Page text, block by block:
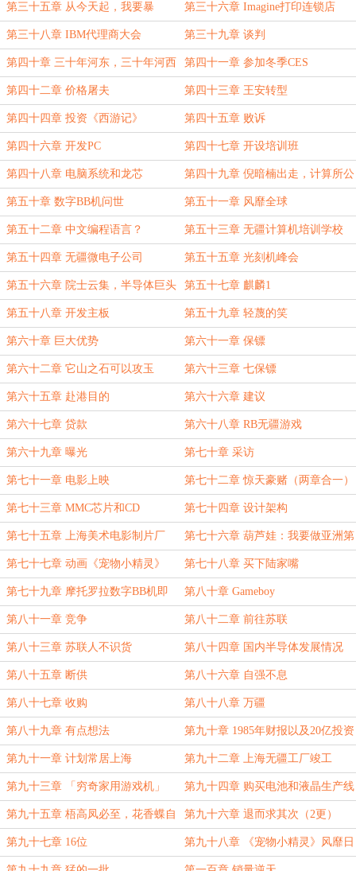
第三十五章 从今天起，我要暴
富！！
第三十六章 Imagine打印连锁店
第三十八章 IBM代理商大会 第三十九章 谈判
第四十章 三十年河东，三十年河西 第四十一章 参加冬季CES
第四十二章 价格屠夫 第四十三章 王安转型
第四十四章 投资《西游记》 第四十五章 败诉
第四十六章 开发PC 第四十七章 开设培训班
第四十八章 电脑系统和龙芯 第四十九章 倪暗楠出走，计算所公
司后继无力
第五十章 数字BB机问世 第五十一章 风靡全球
第五十二章 中文编程语言？ 第五十三章 无疆计算机培训学校
第五十四章 无疆微电子公司 第五十五章 光刻机峰会
第五十六章 院士云集，半导体巨头 第五十七章 麒麟1
第五十八章 开发主板 第五十九章 轻蔑的笑
第六十章 巨大优势 第六十一章 保镖
第六十二章 它山之石可以攻玉 第六十三章 七保镖
第六十五章 赴港目的 第六十六章 建议
第六十七章 贷款 第六十八章 RB无疆游戏
第六十九章 曝光 第七十章 采访
第七十一章 电影上映 第七十二章 惊天豪赌（两章合一）
第七十三章 MMC芯片和CD 第七十四章 设计架构
第七十五章 上海美术电影制片厂 第七十六章 葫芦娃：我要做亚洲第
一天团
第七十七章 动画《宠物小精灵》 第七十八章 买下陆家嘴
第七十九章 摩托罗拉数字BB机即
将发售
第八十章 Gameboy
第八十一章 竞争 第八十二章 前往苏联
第八十三章 苏联人不识货 第八十四章 国内半导体发展情况
第八十五章 断供 第八十六章 自强不息
第八十七章 收购 第八十八章 万疆
第八十九章 有点想法 第九十章 1985年财报以及20亿投资
第九十一章 计划常居上海 第九十二章 上海无疆工厂竣工
第九十三章 「穷奇家用游戏机」 第九十四章 购买电池和液晶生产线
第九十五章 梧高凤必至，花香蝶自
来
第九十六章 退而求其次（2更）
第九十七章 16位 第九十八章 《宠物小精灵》风靡日